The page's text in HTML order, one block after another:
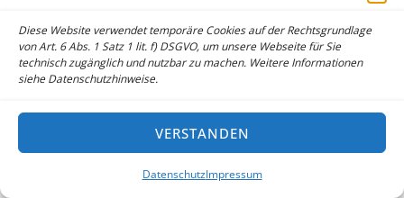
Diese Website verwendet temporäre Cookies auf der Rechtsgrundlage
von Art. 6 Abs. 1 Satz 1 lit. f) DSGVO, um unsere Webseite für Sie
technisch zugänglich und nutzbar zu machen. Weitere Informationen
siehe Datenschutzhinweise.
VERSTANDEN
DatenschutzImpressum